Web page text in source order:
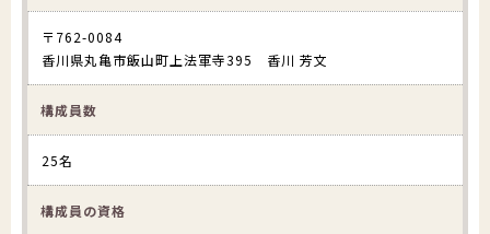
ポスター原画募集
沿革・定款
予算決算
事業概要
役員紹介
SNS運用ポリシー
このサイトについて
かがわ文化芸術祭
さぬき映画祭
〒762-0084
香川県丸亀市飯山町上法軍寺395 香川 芳文
構成員数
25名
構成員の資格